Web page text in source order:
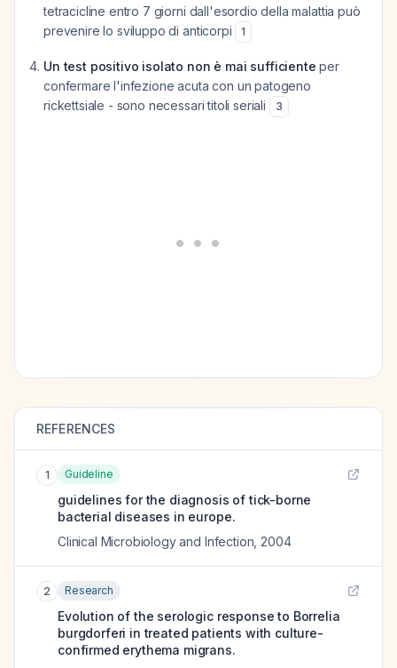
tetracicline entro 7 giorni dall'esordio della malattia può
prevenire lo sviluppo di anticorpi
1
Un test positivo isolato non è mai sufficiente per
confermare l'infezione acuta con un patogeno
rickettsiale - sono necessari titoli seriali
3
REFERENCES
1 Guideline
guidelines for the diagnosis of tick-borne
bacterial diseases in europe.
Clinical Microbiology and Infection 2004
2 Research
Evolution of the serologic response to Borrelia
burgdorferi in treated patients with culture-
confirmed erythema migrans.